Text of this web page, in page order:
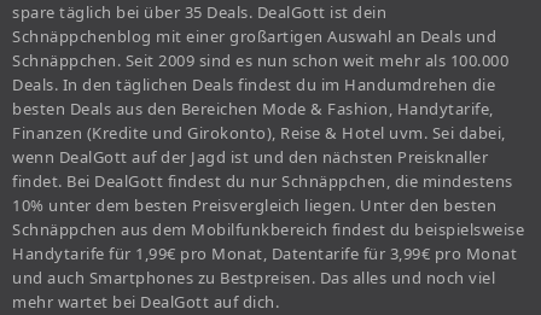
spare täglich bei über 35 Deals. DealGott ist dein
Schnäppchenblog mit einer großartigen Auswahl an Deals und
Schnäppchen. Seit 2009 sind es nun schon weit mehr als 100.000
Deals. In den täglichen Deals findest du im Handumdrehen die
besten Deals aus den Bereichen Mode & Fashion, Handytarife,
Finanzen (Kredite und Girokonto), Reise & Hotel uvm. Sei dabei,
wenn DealGott auf der Jagd ist und den nächsten Preisknaller
findet. Bei DealGott findest du nur Schnäppchen, die mindestens
10% unter dem besten Preisvergleich liegen. Unter den besten
Schnäppchen aus dem Mobilfunkbereich findest du beispielsweise
Handytarife für 1,99€ pro Monat, Datentarife für 3,99€ pro Monat
und auch Smartphones zu Bestpreisen. Das alles und noch viel
mehr wartet bei DealGott auf dich.